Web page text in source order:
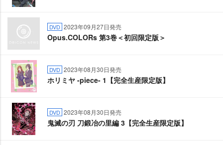
DVD 2023年09月27日発売
Opus.COLORs 第3巻＜初回限定版＞
DVD 2023年08月30日発売
ホリミヤ -piece- 1【完全生産限定版】
DVD 2023年08月30日発売
鬼滅の刃 刀鍛冶の里編 3【完全生産限定版】